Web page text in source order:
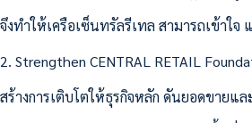
จึงทำให้เครือเซ็นทรัลรีเทล สามารถเข้าใ
2. Strengthen CENTRAL RETAIL
สร้างการเติบโตให้ธุรกิจหลัก ดันยอดขายแล